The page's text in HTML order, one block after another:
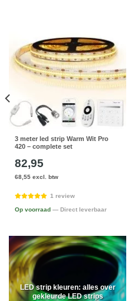
3 meter led strip Warm Wit Pro
420 – complete set
82,95
68,55 excl. btw
1 review
Op voorraad — Direct leverbaar
LED strip kleuren: alles over
gekleurde LED strips